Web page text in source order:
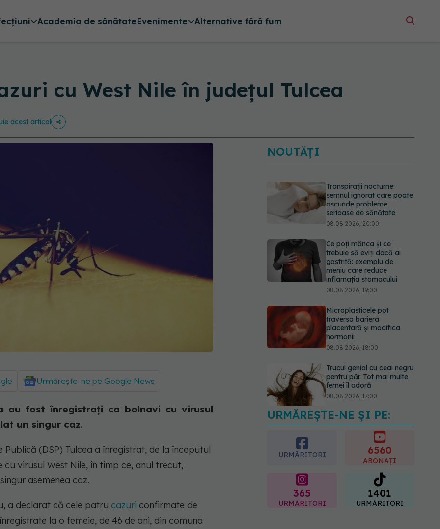
Academia de sănătateEvenimente Alternative fără fum
cu West Nile în județul Tulcea
acest articol
Urmărește-ne pe Google News
au fost înregistrați ca bolnavi cu virusul
un singur caz.
Publică (DSP) Tulcea a înregistrat, de la începutul
cu virusul West Nile, în timp ce, anul trecut,
asemenea caz.
a declarat că cele patru cazuri confirmate de
la o femeie, de 46 de ani, din comuna
NOUTĂȚI
Transpirații nocturne:
semnul ignorat care poate
ascunde probleme
serioase de sănătate
08.08.2026, 20:00
Ce poți mânca și ce
trebuie să eviți dacă ai
gastrită: exemplu de
meniu care reduce
inflamația stomacului
08.08.2026, 19:00
Microplasticele pot
traversa bariera
placentară și modifica
hormonii
08.08.2026, 18:00
Trucul genial cu ceai negru
pentru păr. Tot mai multe
femei îl adoră
08.08.2026, 17:00
Simptomele infecției
cu Helicobacter pylori. Se
poate trăi cu această
bacterie în stomac?
09.08.2026, 09:00
URMĂREȘTE-NE ȘI PE:
URMĂRITORI 6560
ABONAȚI
365
URMĂRITORI
1401
URMĂRITORI